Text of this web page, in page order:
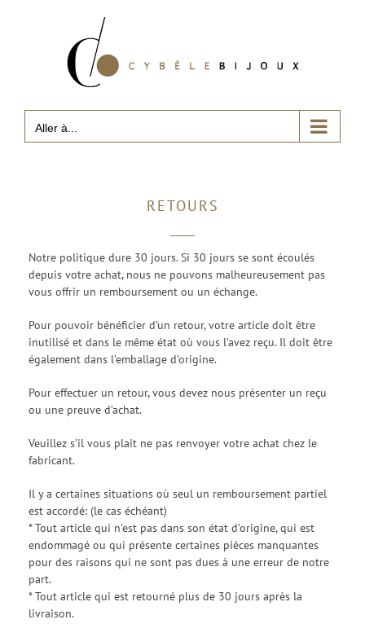
Aller à...
RETOURS
Notre politique dure 30 jours. Si 30 jours se sont écoulés
depuis votre achat, nous ne pouvons malheureusement pas
vous offrir un remboursement ou un échange.
Pour pouvoir bénéficier d’un retour, votre article doit être
inutilisé et dans le même état où vous l’avez reçu. Il doit être
également dans l’emballage d’origine.
Pour effectuer un retour, vous devez nous présenter un reçu
ou une preuve d’achat.
Veuillez s’il vous plait ne pas renvoyer votre achat chez le
fabricant.
Il y a certaines situations où seul un remboursement partiel
est accordé: (le cas échéant)
* Tout article qui n’est pas dans son état d’origine, qui est
endommagé ou qui présente certaines pièces manquantes
pour des raisons qui ne sont pas dues à une erreur de notre
part.
* Tout article qui est retourné plus de 30 jours après la
livraison.